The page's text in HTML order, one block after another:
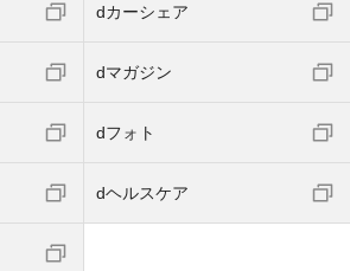
dカーシェア
dマガジン
dフォト
dヘルスケア